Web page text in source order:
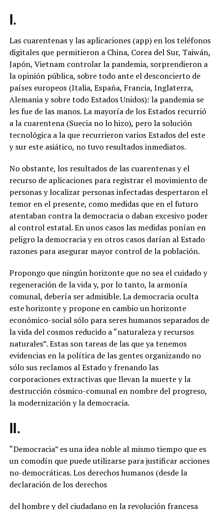
I.
Las cuarentenas y las aplicaciones (app) en los teléfonos
digitales que permitieron a China, Corea del Sur, Taiwán,
Japón, Vietnam controlar la pandemia, sorprendieron a
la opinión pública, sobre todo ante el desconcierto de
países europeos (Italia, España, Francia, Inglaterra,
Alemania y sobre todo Estados Unidos): la pandemia se
les fue de las manos. La mayoría de los Estados recurrió
a la cuarentena (Suecia no lo hizo), pero la solución
tecnológica a la que recurrieron varios Estados del este
y sur este asiático, no tuvo resultados inmediatos.
No obstante, los resultados de las cuarentenas y el
recurso de aplicaciones para registrar el movimiento de
personas y localizar personas infectadas despertaron el
temor en el presente, como medidas que en el futuro
atentaban contra la democracia o daban excesivo poder
al control estatal. En unos casos las medidas ponían en
peligro la democracia y en otros casos darían al Estado
razones para asegurar mayor control de la población.
Propongo que ningún horizonte que no sea el cuidado y
regeneración de la vida y, por lo tanto, la armonía
comunal, debería ser admisible. La democracia oculta
este horizonte y propone en cambio un horizonte
económico-social sólo para seres humanos separados de
la vida del cosmos reducido a “naturaleza y recursos
naturales”. Estas son tareas de las que ya tenemos
evidencias en la política de las gentes organizando no
sólo sus reclamos al Estado y frenando las
corporaciones extractivas que llevan la muerte y la
destrucción cósmico-comunal en nombre del progreso,
la modernización y la democracia.
II.
“Democracia” es una idea noble al mismo tiempo que es
un comodín que puede utilizarse para justificar acciones
no-democráticas. Los derechos humanos (desde la
declaración de los derechos
del hombre y del ciudadano en la revolución francesa